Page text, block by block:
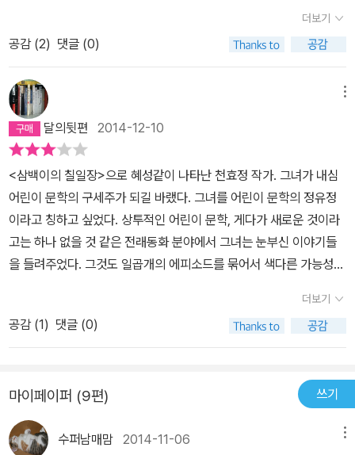
면상이까지,,, 다양한 이야기 속에서 건방이의 무술 수련기를 더 살펴
보고 싶어서 다음 책을 꼭 읽고 싶게 만들었다. 아이들은 언제나 꿈을
꿔야 한다고 생각한다. 어린이들이 휴대폰 게임만이 아니라 다양한
이야기들 속에서 더 넓은 세계를 향한 상상의 날개를 펼칠 수 있었으
면 좋겠다는 생각이 들었다. 최근의 사회 문제와 관련해서 살펴보면,,,
연락이 되지 않고 실종된 아이들의 안위가 걱정되는 시점에서, 보육
원에 가지 않고 오방도사 할아버지와 살고 있는 건방이에게 조금 더
사회의 관심이 있었으면 좋겠다는 생각이 들었다. 현실 속에서 보호
받아야 할 어린이들에게 말이다.
린 제자시켜서 고기반찬과 얼음동동 식혜를 대령하라는, 골라먹는
식습관의 결과일까요. 그것도 아니면... (실은 이십 년이 아닌 거 아닐
생들이 모이고 있는 걸까요. (저는 이게 제일 궁금^^)
이 보통이 아니다 ㅎㅎㅎ),전설의 여자 검객 설화당주. 캐릭터 면면이
보통이 아니다. 캐릭터가 뻔하고 판에 박힐 때 이야기의 힘이 빠지기
마련인데, 하나같이 개성이 강하다. 적당히 이렇겠지 싶은데 살펴보
면 다르다. 캐릭터 구축에 공을 들인 게 분명한 작품이다....일순 영화
<쿵푸 팬더>와도 비슷한 느낌이 든다. 헛점 많은 주인공과 엉뚱해보
이는 사부, 실력이 대단한 멤버들과 악역 하나. 뼈대는 비슷하나 다른
변주곡으로 연주된 색다른 우리나라의 작품.초반에 나오는 표현 중에
글만으로 우리를 긴장하게 만드는 부분이 있어 밑줄 그어 두었다. '그
런데 오늘은 뭔가 이상하다. '누가 집에 들어왔어!' 건이는 거의 동물
적인 감각으로 그 사실을 알아챘다. 녹슨 철제 대문도, 이 층의 먼지
낀 창문도 그대로였지만 뭔가 달랐다. 그건 말로 설명할 수 없는 어떤
예감 같은 것이었다.'모든 씬을 영화보듯이 머릿속에 그렸기에 쓸 수
있는 표현, 작품을 하나씩 뜯어보며 읽으니 몇 배는 재미있구나. 감상
자로의 독서, 창작을 하고 싶은 자로서의 독서. 느낌이 무척 다르다.고
더보기
공감 (2) 댓글 (0)
달의뒷편 2014-12-10
<삼백이의 칠일장>으로 혜성같이 나타난 천효정 작가. 그녀가 내심
어린이 문학의 구세주가 되길 바랬다. 그녀를 어린이 문학의 정유정
이라고 칭하고 싶었다. 상투적인 어린이 문학, 게다가 새로운 것이라
고는 하나 없을 것 같은 전래동화 분야에서 그녀는 눈부신 이야기들
을 들려주었다. 그것도 일곱개의 에피소드를 묶어서 색다른 가능성을
그래서 더욱 기대가 컸다. 더구나 이번에도 식상하고 상투적인 장르
인 무협 이야기를 택했다니. 무협에서도 천효정 작가의 천재성이 발
휘될지 두근거리는 호기심으로 책장을 펼쳤다.초등학교 2학년 건방
하고, 우연히 백초아가 전학을 오게 된다. 백초아는 검술의 달인 설화
당주의 막내 제자. 알고봤더니 설화당주는 오방도사와 함께 수학한
사이이며 옛 애인이었다. 그리고 오방도사의 수제자였다가 파문당한
더보기
공감 (1) 댓글 (0)
마이페이퍼 (9편) 쓰기
수퍼남매맘 2014-11-06